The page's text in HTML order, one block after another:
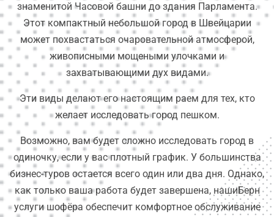
знаменитой Часовой башни до здания Парламента.
Этот компактный небольшой город в Швейцарии
может похвастаться очаровательной атмосферой,
живописными мощеными улочками и
захватывающими дух видами.
Эти виды делают его настоящим раем для тех, кто
желает исследовать город пешком.
Возможно, вам будет сложно исследовать город в
одиночку, если у вас плотный график. У большинства
бизнес-туров остается всего один или два дня. Однако,
как только ваша работа будет завершена, нашиБерн
услуги шофёра обеспечит комфортное обслуживание